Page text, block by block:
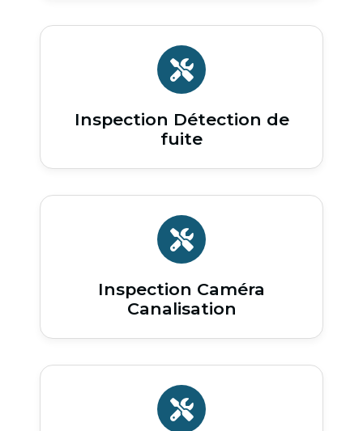
Inspection Détection de
fuite
Inspection Caméra
Canalisation